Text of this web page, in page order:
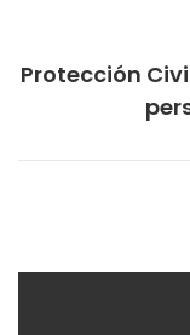
Protección